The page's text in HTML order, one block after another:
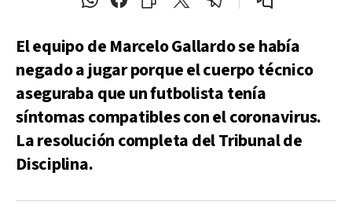
El equipo de Marcelo Gallardo se había
negado a jugar porque el cuerpo técnico
aseguraba que un futbolista tenía
síntomas compatibles con el coronavirus.
La resolución completa del Tribunal de
Disciplina.